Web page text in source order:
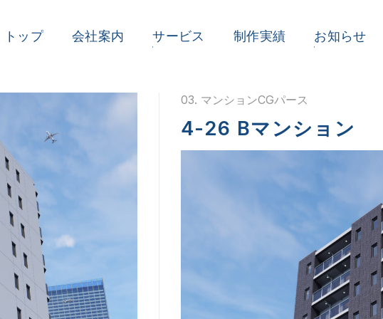
トップ 会社案内 サービス 制作実績 お知らせ
03. マンションCGパース
4-26 Bマンション